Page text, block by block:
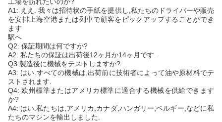
工場を訪れたいのか?
A1: ええ. 我々は招待状の手紙を提供し,私たちのドライバーや販売
を安排上海空港または列車で顧客をピックアップすることができ
ます
駅へ
Q2: 保証期間は何ですか?
A2: 私たちの保証は出荷後12ヶ月か14ヶ月です.
Q3:製造後に機械をテストしますか?
A3: はい.すべての機械は,出荷前に技術者によって油や原材料でテ
ストされます.
Q4: 欧州標準またはアメリカ標準に適合する機械を供給できます
か?
A4: はい.私たちは,アメリカ,カナダ,ハンガリー,ベルギー,などに私
たちのマシンを輸出しました.